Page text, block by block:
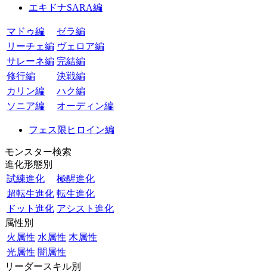
エキドナSARA編
マドゥ編
ゼラ編
リーチェ編 ヴェロア編
サレーネ編 完結編
修行編
決戦編
カリン編
ハク編
ソニア編
オーディン編
フェス限ヒロイン編
モンスター検索
進化形態別
試練進化
極醒進化
超転生進化 転生進化
ドット進化 アシスト進化
属性別
火属性 水属性 木属性
光属性 闇属性
リーダースキル別